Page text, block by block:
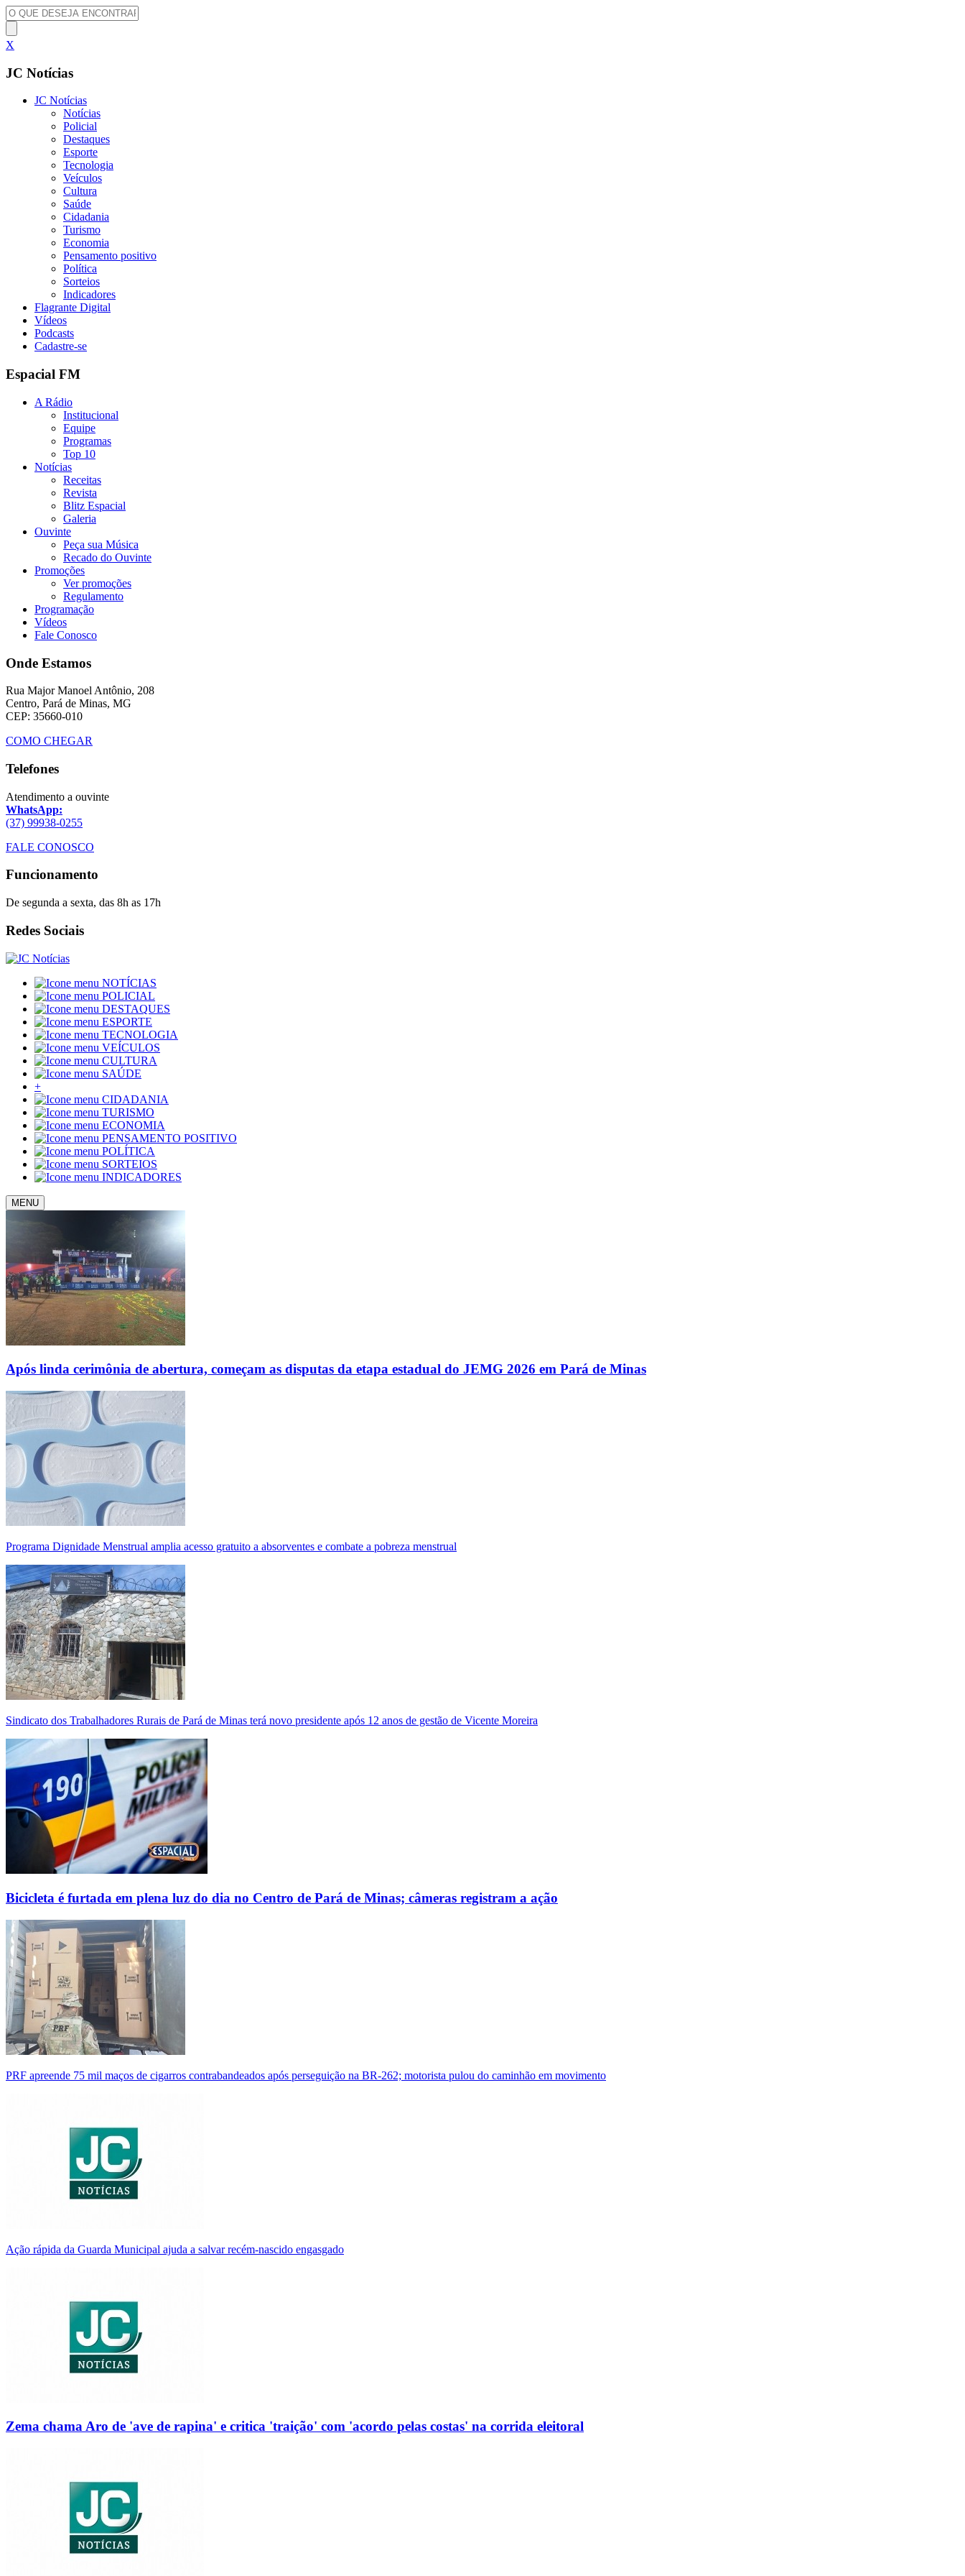
X
JC Notícias
JC Notícias
Notícias
Policial
Destaques
Esporte
Tecnologia
Veículos
Cultura
Saúde
Cidadania
Turismo
Economia
Pensamento positivo
Política
Sorteios
Indicadores
Flagrante Digital
Vídeos
Podcasts
Cadastre-se
Espacial FM
A Rádio
Institucional
Equipe
Programas
Top 10
Notícias
Receitas
Revista
Blitz Espacial
Galeria
Ouvinte
Peça sua Música
Recado do Ouvinte
Promoções
Ver promoções
Regulamento
Programação
Vídeos
Fale Conosco
Onde Estamos
Rua Major Manoel Antônio, 208
Centro, Pará de Minas, MG
CEP: 35660-010
COMO CHEGAR
Telefones
Atendimento a ouvinte
WhatsApp:
(37) 99938-0255
FALE CONOSCO
Funcionamento
De segunda a sexta, das 8h as 17h
Redes Sociais
NOTÍCIAS
POLICIAL
DESTAQUES
ESPORTE
TECNOLOGIA
VEÍCULOS
CULTURA
SAÚDE
+
CIDADANIA
TURISMO
ECONOMIA
PENSAMENTO POSITIVO
POLÍTICA
SORTEIOS
INDICADORES
MENU
Após linda cerimônia de abertura, começam as disputas da etapa estadual do JEMG 2026 em Pará de Minas
Programa Dignidade Menstrual amplia acesso gratuito a absorventes e combate a pobreza menstrual
Sindicato dos Trabalhadores Rurais de Pará de Minas terá novo presidente após 12 anos de gestão de Vicente Moreira
Bicicleta é furtada em plena luz do dia no Centro de Pará de Minas; câmeras registram a ação
PRF apreende 75 mil maços de cigarros contrabandeados após perseguição na BR-262; motorista pulou do caminhão em movimento
Ação rápida da Guarda Municipal ajuda a salvar recém-nascido engasgado
Zema chama Aro de 'ave de rapina' e critica 'traição' com 'acordo pelas costas' na corrida eleitoral